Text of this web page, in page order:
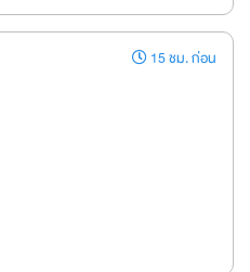
15 ชม. ก่อน